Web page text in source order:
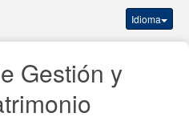
Idioma
Gestión y